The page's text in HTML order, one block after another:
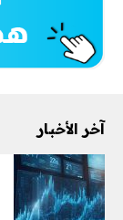
آخر الأخبار